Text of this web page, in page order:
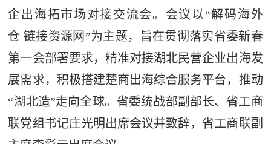
企出海拓市场对接交流会。会议以“解码海外
仓 链接资源网”为主题，旨在贯彻落实省委新春
第一会部署要求，精准对接湖北民营企业出海发
展需求，积极搭建楚商出海综合服务平台，推动
“湖北造”走向全球。省委统战部副部长、省工商
联党组书记庄光明出席会议并致辞，省工商联副